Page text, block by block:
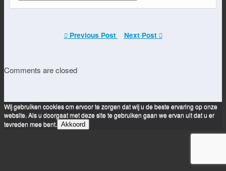
Previous Post Next Post
Comments are closed
Wij gebruiken cookies om ervoor te zorgen dat wij u de beste ervaring op onze
website. Als u doorgaat met deze site te gebruiken gaan we ervan uit dat u er
tevreden mee bent. Akkoord